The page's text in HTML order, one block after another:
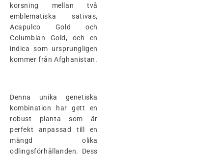
korsning mellan två
emblematiska sativas,
Acapulco Gold och
Columbian Gold, och en
indica som ursprungligen
kommer från Afghanistan.
Denna unika genetiska
kombination har gett en
robust planta som är
perfekt anpassad till en
mängd olika
odlingsförhållanden. Dess